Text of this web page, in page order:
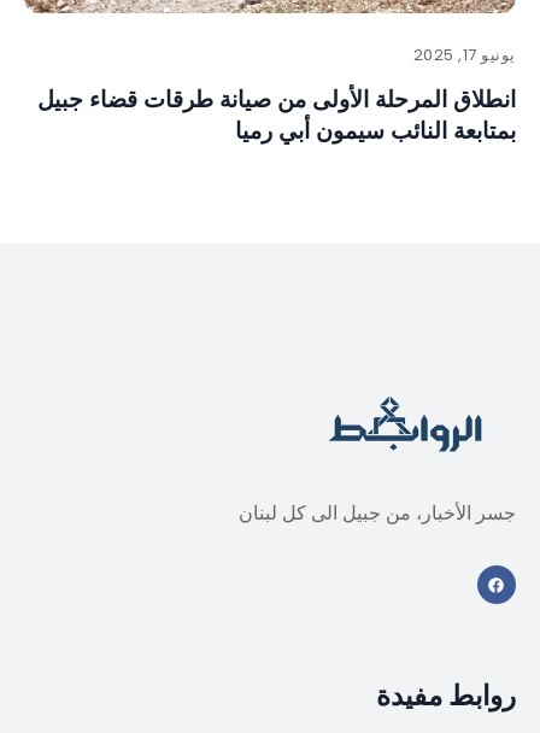
يونيو 17, 2025
انطلاق المرحلة الأولى من صيانة طرقات قضاء جبيل
بمتابعة النائب سيمون أبي رميا
جسر الأخبار، من جبيل الى كل لبنان
روابط مفيدة